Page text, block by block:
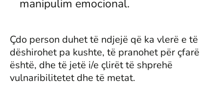
manipulim emocional.
Çdo person duhet të ndjejë që ka vlerë e të
dëshirohet pa kushte, të pranohet për çfarë
është, dhe të jetë i/e çlirët të shprehë
vulnaribilitetet dhe të metat.